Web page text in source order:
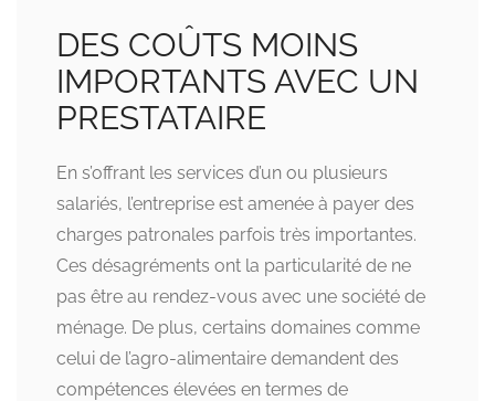
DES COÛTS MOINS
IMPORTANTS AVEC UN
PRESTATAIRE
En s’offrant les services d’un ou plusieurs
salariés, l’entreprise est amenée à payer des
charges patronales parfois très importantes.
Ces désagréments ont la particularité de ne
pas être au rendez-vous avec une société de
ménage. De plus, certains domaines comme
celui de l’agro-alimentaire demandent des
compétences élevées en termes de